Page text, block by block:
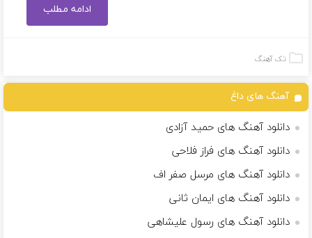
ادامه مطلب
تک آهنگ
آهنگ های داغ
دانلود آهنگ های حمید آزادی
دانلود آهنگ های فراز فلاحی
دانلود آهنگ های مرسل صفر اف
دانلود آهنگ های ایمان ثانی
دانلود آهنگ های رسول علیشاهی